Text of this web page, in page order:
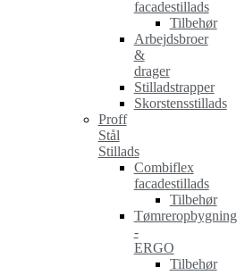
facadestillads
Tilbehør
Arbejdsbroer
&
drager
Stilladstrapper
Skorstensstillads
Proff
Stål
Stillads
Combiflex
facadestillads
Tilbehør
Tømreropbygning
-
ERGO
Tilbehør